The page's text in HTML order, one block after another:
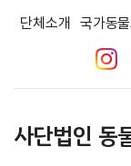
단체소개 국가동
사단법인 동